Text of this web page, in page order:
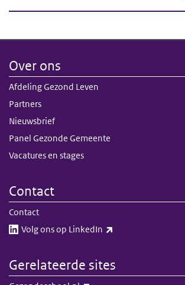
Over ons
Afdeling Gezond Leven
Partners
Nieuwsbrief
Panel Gezonde Gemeente
Vacatures en stages
Contact
Contact
Volg ons op LinkedIn​​
Gerelateerde sites